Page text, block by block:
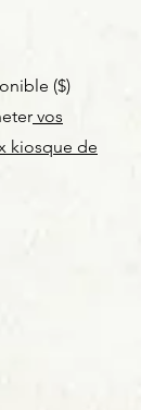
($)
vos
kiosque de